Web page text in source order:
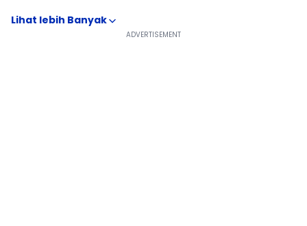
atau genangan air Jakarta. Keunggulan mutlaknya ada
pada suspensi; di kelas yang biasanya diisi mobil dengan